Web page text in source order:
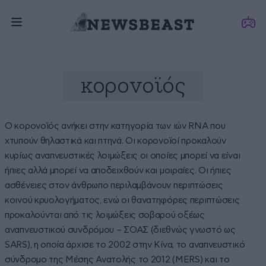
κορονοϊός
Ο κορονοϊός ανήκει στην κατηγορία των ιών RNA που
χτυπούν θηλαστικά και πτηνά. Οι κορονοϊοί προκαλούν
κυρίως αναπνευστικές λοιμώξεις οι οποίες μπορεί να είναι
ήπιες αλλά μπορεί να αποδειχθούν και μοιραίες. Οι ήπιες
ασθένειες στον άνθρωπο περιλαμβάνουν περιπτώσεις
κοινού κρυολογήματος, ενώ οι θανατηφόρες περιπτώσεις
προκαλούνται από τις λοιμώξεις σοβαρού οξέως
αναπνευστικού συνδρόμου – ΣΟΑΣ (διεθνώς γνωστό ως
SARS), η οποία άρχισε το 2002 στην Κίνα, το αναπνευστικό
σύνδρομο της Μέσης Ανατολής το 2012 (MERS) και το